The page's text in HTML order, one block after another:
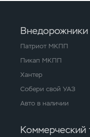
Внедорожники
Патриот МКПП
Пикап МКПП
Хантер
Собери свой УАЗ
Авто в наличии
Коммерческий